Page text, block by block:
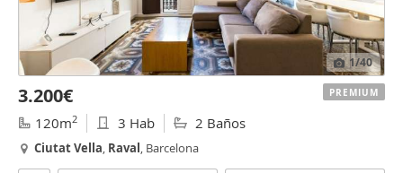
1/40
3.200€
120m2 3 Hab 2 Baños
CiutatVella, Raval, Barcelona
PREMIUM